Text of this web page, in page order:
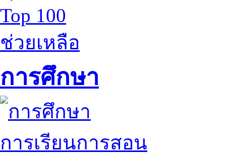
Top 100
ช่วยเหลือ
การศึกษา
การเรียนการสอน